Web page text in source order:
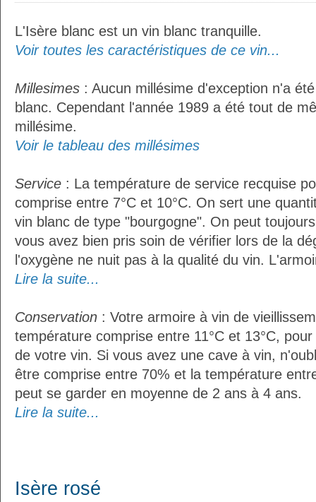
L'Isère blanc est un vin blanc tranquille.
Voir toutes les caractéristiques de ce vin...
Millesimes : Aucun millésime d'exception n'a
blanc. Cependant l'année 1989 a été tout de
millésime.
Voir le tableau des millésimes
Service : La température de service recquise
comprise entre 7°C et 10°C. On sert une
vin blanc de type "bourgogne". On peut
vous avez bien pris soin de vérifier lors de la
l'oxygène ne nuit pas à la qualité du vin.
Lire la suite...
Conservation : Votre armoire à vin de
température comprise entre 11°C et 13°C,
de votre vin. Si vous avez une cave à vin,
être comprise entre 70% et la température
peut se garder en moyenne de 2 ans à 4 ans.
Lire la suite...
Isère rosé